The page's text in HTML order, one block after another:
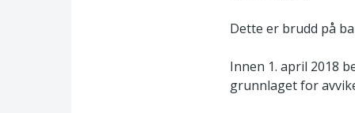
Dette er brudd på
Innen 1. april 2018
grunnlaget for